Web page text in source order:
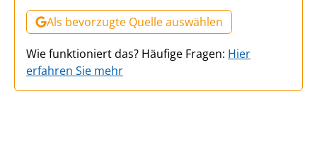
Als bevorzugte Quelle auswählen
Wie funktioniert das? Häufige Fragen: Hier
erfahren Sie mehr